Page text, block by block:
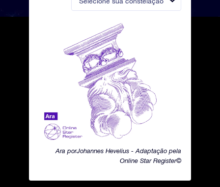
Ara porJohannes Hevelius - Adaptação pela
Online Star Register©